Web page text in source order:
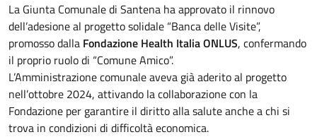
La Giunta Comunale di Santena ha approvato il rinnovo
dell’adesione al progetto solidale “Banca delle Visite”,
promosso dalla Fondazione Health Italia ONLUS, confermando
il proprio ruolo di “Comune Amico”.
L’Amministrazione comunale aveva già aderito al progetto
nell’ottobre 2024, attivando la collaborazione con la
Fondazione per garantire il diritto alla salute anche a chi si
trova in condizioni di difficoltà economica.